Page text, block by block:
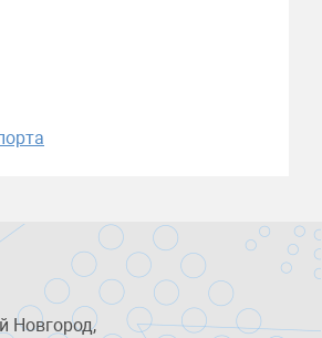
Новгород,